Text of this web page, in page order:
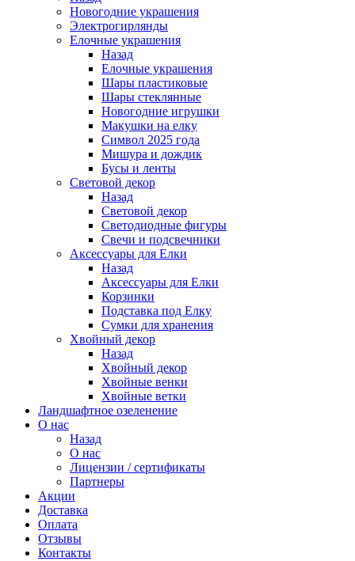
Новогодние украшения
Электрогирлянды
Елочные украшения
Назад
Елочные украшения
Шары пластиковые
Шары стеклянные
Новогодние игрушки
Макушки на елку
Символ 2025 года
Мишура и дождик
Бусы и ленты
Световой декор
Назад
Световой декор
Светодиодные фигуры
Свечи и подсвечники
Аксессуары для Елки
Назад
Аксессуары для Елки
Корзинки
Подставка под Елку
Сумки для хранения
Хвойный декор
Назад
Хвойный декор
Хвойные венки
Хвойные ветки
Ландшафтное озеленение
О нас
Назад
О нас
Лицензии / сертификаты
Партнеры
Акции
Доставка
Оплата
Отзывы
Контакты